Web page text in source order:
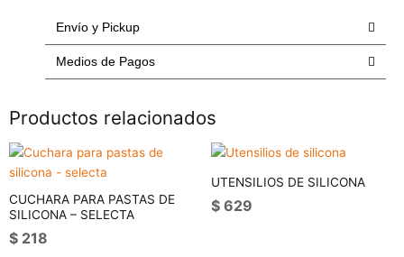
cantidad
Envío y Pickup
Medios de Pagos
Productos relacionados
CUCHARA PARA PASTAS DE
SILICONA – SELECTA
$ 218
UTENSILIOS DE SILICONA
$ 629